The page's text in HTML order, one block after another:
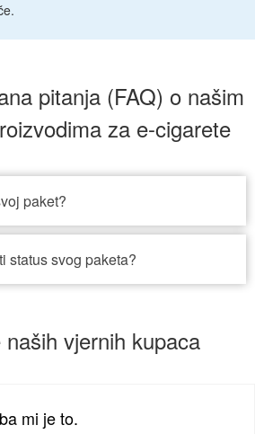
pitanja (FAQ) o našim
za e-cigarete
paket?
status svog paketa?
naših vjernih kupaca
mi je to.